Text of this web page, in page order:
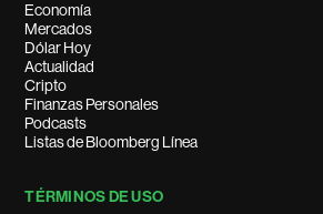
Economía
Mercados
Dólar Hoy
Actualidad
Cripto
Finanzas Personales
Podcasts
Listas de Bloomberg Línea
TÉRMINOS DE USO